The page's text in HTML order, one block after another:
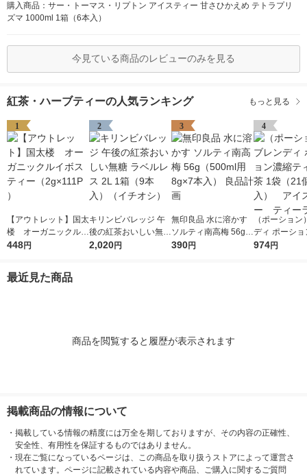
購入商品：サー・トーマス・リプトン アイスティー 甘さひかえめ テトラプリ
ズマ 1000ml 1箱（6本入）
今見ている商品のレビューのみを見る
紅茶・ハーブティーの人気ランキング もっと見る
1
【アウトレット】国太
楼 オーガニックルイ
ボスティー（2g×111P
448円
2
キリンビバレッジ 午
後の紅茶おいしい無糖
ラベルレス 2L 1箱（9
2,020円
3
無印良品 水に溶かす
ソルティ南高梅 56g
（500ml用8g×7本
390円
4
（ポーション
ディ ポーショ
ティー 紅茶 1
974円
最近見た商品
商品を閲覧すると履歴が表示されます
掲載商品の情報について
・ 掲載している情報の精度には万全を期しておりますが、その内容の正確性、
安全性、有用性を保証するものではありません。
・ 現在ご覧になっているページは、この商品を取り扱うストアによって運営さ
れています。ページに記載されている内容や商品、ご購入に関するご質問